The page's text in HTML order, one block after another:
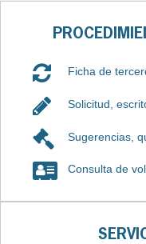
Ficha de
Solicitud,
Sugerencias,
Consulta de